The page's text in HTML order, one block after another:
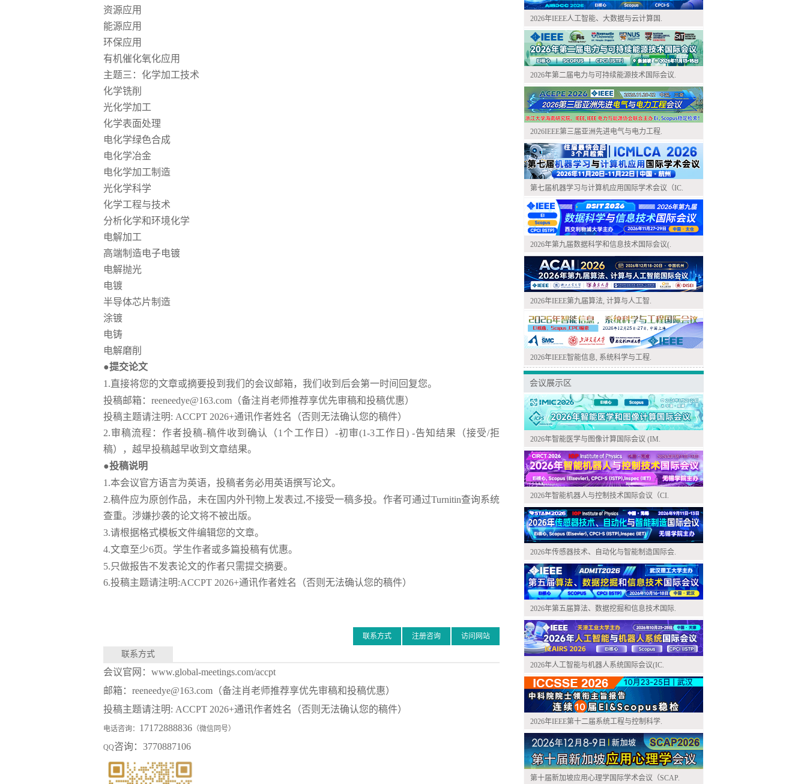
资源应用
能源应用
环保应用
有机催化氧化应用
主题三：化学加工技术
化学铣削
光化学加工
化学表面处理
电化学绿色合成
电化学冶金
电化学加工制造
光化学科学
化学工程与技术
分析化学和环境化学
电解加工
高端制造电子电镀
电解抛光
电镀
半导体芯片制造
涂镀
电铸
电解磨削
●提交论文
1 .直接将您的文章或摘要投到我们的会议邮箱，我们收到后会第一时间回复您。
投稿邮箱： reeneedye@163.com（备注肖老师推荐享优先审稿和投稿优惠）
投稿主题请注明: ACCPT 2026+通讯作者姓名（否则无法确认您的稿件）
2.审稿流程：作者投稿-稿件收到确认（1 个工作日） -初审(1-3工作日 ) -告知结果（接受/拒
稿），越早投稿越早收到文章结果。
●投稿说明
1.本会议官方语言为英语，投稿者务必用英语撰写论文。
2.稿件应为原创作品，未在国内外刊物上发表过,不接受一稿多投。作者可通过Turnitin查询系统
查重。涉嫌抄袭的论文将不被出版。
3.请根据格式模板文件编辑您的文章。
4.文章至少6页。学生作者或多篇投稿有优惠。
5.只做报告不发表论文的作者只需提交摘要。
6.投稿主题请注明:ACCPT 2026+通讯作者姓名（否则无法确认您的稿件）
访问网站
注册咨询
联系方式
联系方式
会议官网： www.global-meetings.com/accpt
邮箱： reeneedye@163.com（备注肖老师推荐享优先审稿和投稿优惠）
投稿主题请注明: ACCPT 2026+通讯作者姓名（否则无法确认您的稿件）
电话咨询： 17172888836 （微信同号）
QQ咨询： 3770887106
2026年IEEE人工智能、大数据与云计算国.
2026年第二届电力与可持续能源技术国际会议.
2026IEEE第三届亚洲先进电气与电力工程.
第七届机器学习与计算机应用国际学术会议（IC.
2026年第九届数据科学和信息技术国际会议(.
2026年IEEE第九届算法, 计算与人工智.
2026年IEEE智能信息, 系统科学与工程.
会议展示区
2026年智能医学与图像计算国际会议 (IM.
2026年智能机器人与控制技术国际会议（CI.
2026年传感器技术、自动化与智能制造国际会.
2026年第五届算法、数据挖掘和信息技术国际.
2026年人工智能与机器人系统国际会议(IC.
2026年IEEE第十二届系统工程与控制科学.
第十届新加坡应用心理学国际学术会议（SCAP.